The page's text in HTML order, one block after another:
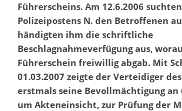
Führerscheins. Am 12.6.2006
Polizeipostens N. den Betroffenen
händigten ihm die schriftliche
Beschlagnahmeverfügung aus,
Führerschein freiwillig abgab. Mit
01.03.2007 zeigte der Verteidiger
erstmals seine Bevollmächtigung
um Akteneinsicht, zur Prüfung der